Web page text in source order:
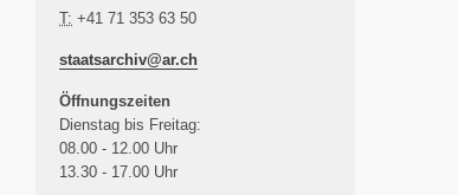
T: +41 71 353 63 50
staatsarchiv@ar.ch
Öffnungszeiten
Dienstag bis Freitag:
08.00 - 12.00 Uhr
13.30 - 17.00 Uhr